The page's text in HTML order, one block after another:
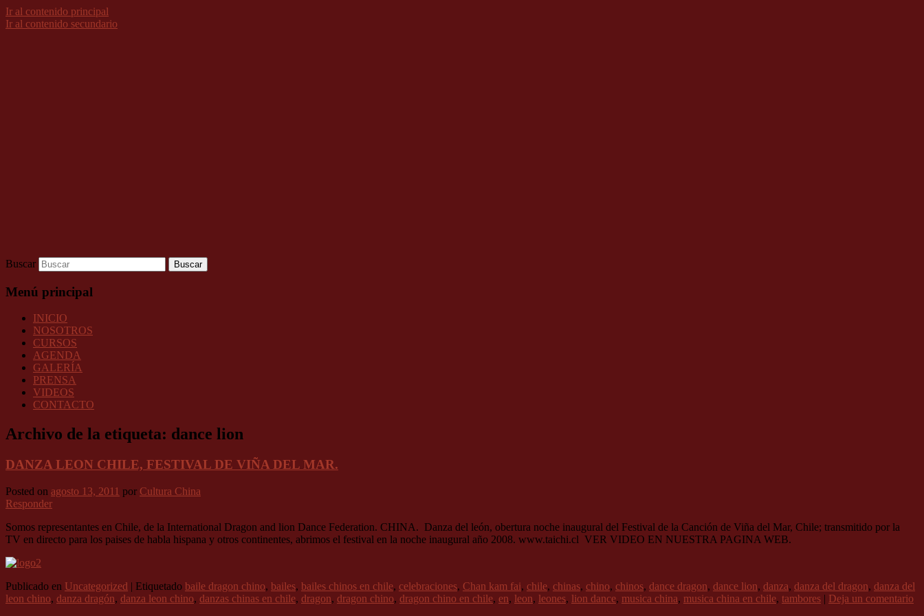
Ir al contenido principal
Ir al contenido secundario
Buscar
Menú principal
INICIO
NOSOTROS
CURSOS
AGENDA
GALERÍA
PRENSA
VIDEOS
CONTACTO
Archivo de la etiqueta: dance lion
DANZA LEON CHILE, FESTIVAL DE VIÑA DEL MAR.
Posted on agosto 13, 2011 por Cultura China
Responder
Somos representantes en Chile, de la International Dragon and lion Dance Federation. CHINA. Danza del león, obertura noche inaugural del Festival de la Canción de Viña del Mar, Chile; transmitido por la
TV en directo para los paises de habla hispana y otros continentes, abrimos el festival en la noche inaugural año 2008. www.taichi.cl VER VIDEO EN NUESTRA PAGINA WEB.
Publicado en Uncategorized | Etiquetado baile dragon chino, bailes, bailes chinos en chile, celebraciones, Chan kam fai, chile, chinas, chino, chinos, dance dragon, dance lion, danza, danza del dragon, danza del
leon chino, danza dragón, danza leon chino, danzas chinas en chile, dragon, dragon chino, dragon chino en chile, en, leon, leones, lion dance, musica china, musica china en chile, tambores | Deja un comentario